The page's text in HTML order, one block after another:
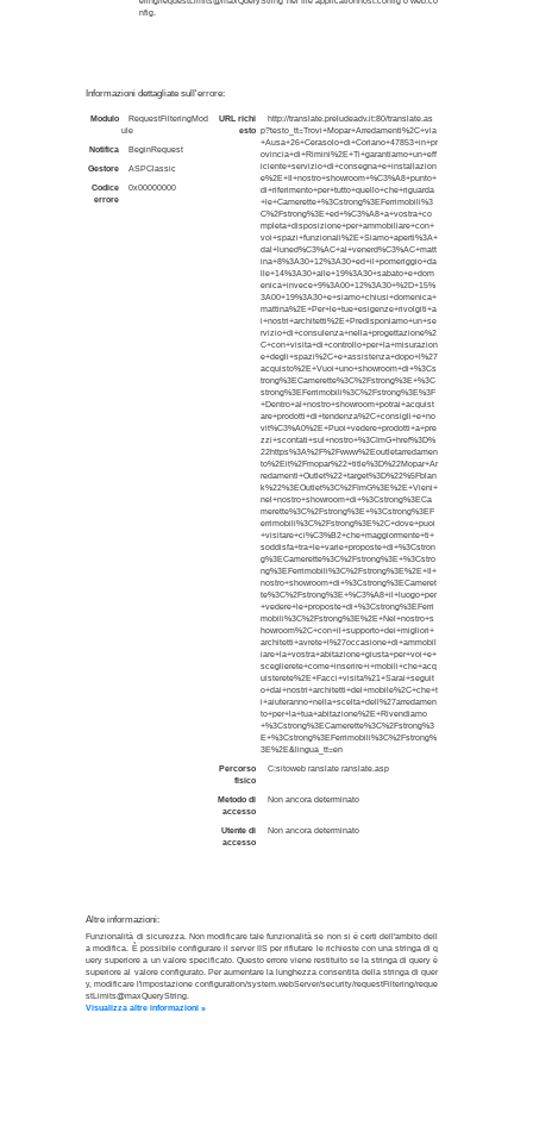
nfig.
Informazioni dettagliate sull'errore:
Modulo
RequestFilteringMod
ule
Notifica BeginRequest
Gestore ASPClassic
Codice
errore
0x00000000
URL richi
esto
http://translate.preludeadv.it:80/translate.as
p?testo_tt=Trovi+Mopar+Arredamenti%2C+via
+Ausa+26+Cerasolo+di+Coriano+47853+in+pr
ovincia+di+Rimini%2E+Ti+garantiamo+un+eff
iciente+servizio+di+consegna+e+installazion
e%2E+Il+nostro+showroom+%C3%A8+punto+
di+riferimento+per+tutto+quello+che+riguarda
+le+Camerette+%3Cstrong%3EFerrimobili%3
C%2Fstrong%3E+ed+%C3%A8+a+vostra+co
mpleta+disposizione+per+ammobiliare+con+
voi+spazi+funzionali%2E+Siamo+aperti%3A+
dal+luned%C3%AC+al+venerd%C3%AC+matt
ina+8%3A30+12%3A30+ed+il+pomeriggio+da
lle+14%3A30+alle+19%3A30+sabato+e+dom
enica+invece+9%3A00+12%3A30+%2D+15%
3A00+19%3A30+e+siamo+chiusi+domenica+
mattina%2E+Per+le+tue+esigenze+rivolgiti+a
i+nostri+architetti%2E+Predisponiamo+un+se
rvizio+di+consulenza+nella+progettazione%2
C+con+visita+di+controllo+per+la+misurazion
e+degli+spazi%2C+e+assistenza+dopo+l%27
acquisto%2E+Vuoi+uno+showroom+di+%3Cs
trong%3ECamerette%3C%2Fstrong%3E+%3C
strong%3EFerrimobili%3C%2Fstrong%3E%3F
+Dentro+al+nostro+showroom+potrai+acquist
are+prodotti+di+tendenza%2C+consigli+e+no
vit%C3%A0%2E+Puoi+vedere+prodotti+a+pre
zzi+scontati+sul+nostro+%3CImG+href%3D%
22https%3A%2F%2Fwww%2Eoutletarredamen
to%2Eit%2Fmopar%22+title%3D%22Mopar+Ar
redamenti+Outlet%22+target%3D%22%5Fblan
k%22%3EOutlet%3C%2FImG%3E%2E+Vieni+
nel+nostro+showroom+di+%3Cstrong%3ECa
merette%3C%2Fstrong%3E+%3Cstrong%3EF
errimobili%3C%2Fstrong%3E%2C+dove+puoi
+visitare+ci%C3%B2+che+maggiormente+ti+
soddisfa+tra+le+varie+proposte+di+%3Cstron
g%3ECamerette%3C%2Fstrong%3E+%3Cstro
ng%3EFerrimobili%3C%2Fstrong%3E%2E+Il+
nostro+showroom+di+%3Cstrong%3ECameret
te%3C%2Fstrong%3E+%C3%A8+il+luogo+per
+vedere+le+proposte+di+%3Cstrong%3EFerri
mobili%3C%2Fstrong%3E%2E+Nel+nostro+s
howroom%2C+con+il+supporto+dei+migliori+
architetti+avrete+l%27occasione+di+ammobil
iare+la+vostra+abitazione+giusta+per+voi+e+
sceglierete+come+inserire+i+mobili+che+acq
uisterete%2E+Facci+visita%21+Sarai+seguit
o+dai+nostri+architetti+del+mobile%2C+che+t
i+aiuteranno+nella+scelta+dell%27arredamen
to+per+la+tua+abitazione%2E+Rivendiamo
+%3Cstrong%3ECamerette%3C%2Fstrong%3
E+%3Cstrong%3EFerrimobili%3C%2Fstrong%
3E%2E&lingua_tt=en
Percorso
fisico
C:sitoweb ranslate ranslate.asp
Metodo di
accesso
Non ancora determinato
Utente di
accesso
Non ancora determinato
Altre informazioni:
Funzionalità di sicurezza. Non modificare tale funzionalità se non si è certi dell'ambito dell
a modifica. È possibile configurare il server IIS per rifiutare le richieste con una stringa di q
uery superiore a un valore specificato. Questo errore viene restituito se la stringa di query è
superiore al valore configurato. Per aumentare la lunghezza consentita della stringa di quer
y, modificare l'impostazione configuration/system.webServer/security/requestFiltering/reque
stLimits@maxQueryString.
Visualizza altre informazioni »